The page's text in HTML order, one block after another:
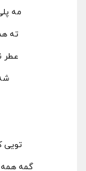
مه
ته
عطر
تویی
گمه همه